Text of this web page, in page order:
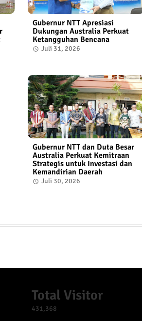
Gubernur NTT Apresiasi
Dukungan Australia Perkuat
Ketangguhan Bencana
Juli 31, 2026
Gubernur NTT dan Duta Besar
Australia Perkuat Kemitraan
Strategis untuk Investasi dan
Kemandirian Daerah
Juli 30, 2026
Total Visitor
431,368